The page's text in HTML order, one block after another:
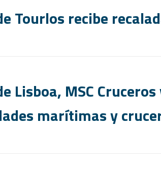
Tourlos recibe
Lisboa, MSC
marítimas y